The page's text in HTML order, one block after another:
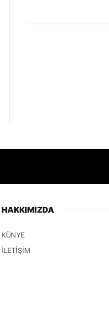
HAKKIMIZDA
KÜNYE
İLETİŞİM